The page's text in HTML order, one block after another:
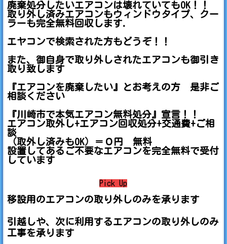
廃棄処分したいエアコンは壊れていてもOK！！
取り外し済みエアコンもウィンドウタイプ、クー
ラーも完全無料回収します.
エヤコンで検索された方もどうぞ！！
また、御自身で取り外しされたエアコンも御引き
取り致します
『エアコンを廃棄したい』とお考えの方 是非ご
相談ください
『川崎市で本気エアコン無料処分』宣言！！
エアコン取外し+エアコン回収処分+交通費+ご相
談
（取外し済みもOK）＝０円 無料
設置してあるご不要なエアコンを完全無料で受付
しています
Pick Up
移設用のエアコンの取り外しのみを承ります
引越しや、次に利用するエアコンの取り外しのみ
工事を承ります